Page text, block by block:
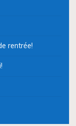
rentrée!